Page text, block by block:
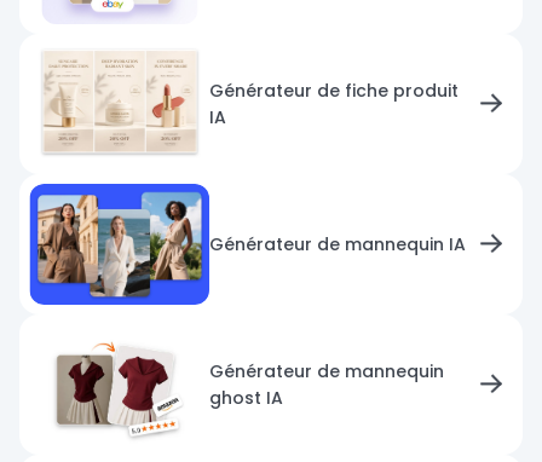
Générateur de fiche produit
IA
Générateur de mannequin IA
Générateur de mannequin
ghost IA